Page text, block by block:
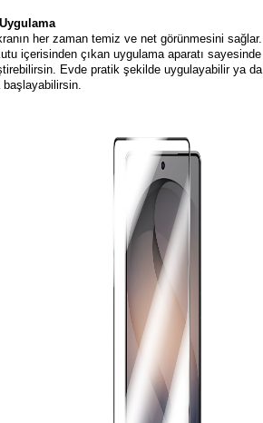
her zaman temiz ve net görünmesini sağlar.
içerisinden çıkan uygulama aparatı sayesinde
Evde pratik şekilde uygulayabilir ya da
başlayabilirsin.